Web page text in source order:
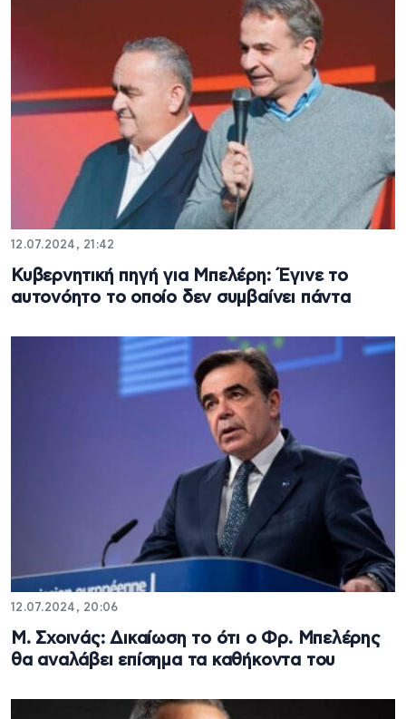
12.07.2024, 21:42
Κυβερνητική πηγή για Μπελέρη: Έγινε το
αυτονόητο το οποίο δεν συμβαίνει πάντα
12.07.2024, 20:06
Μ. Σχοινάς: Δικαίωση το ότι ο Φρ. Μπελέρης
θα αναλάβει επίσημα τα καθήκοντα του